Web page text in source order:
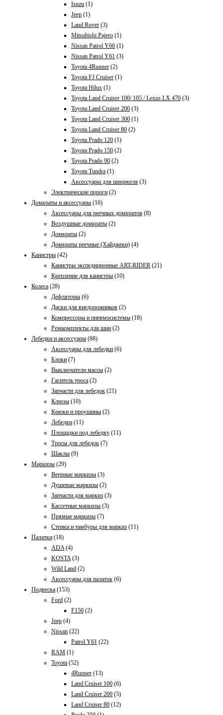
Isuzu (1)
Jeep (1)
Land Rover (3)
Mitsubishi Pajero (1)
Nissan Patrol Y60 (1)
Nissan Patrol Y61 (3)
Toyota 4Runner (2)
Toyota FJ Cruiser (1)
Toyota Hilux (1)
Toyota Land Cruiser 100/ 105 / Lexus LX 470 (3)
Toyota Land Cruiser 200 (3)
Toyota Land Cruiser 300 (1)
Toyota Land Cruiser 80 (2)
Toyota Prado 120 (1)
Toyota Prado 150 (2)
Toyota Prado 90 (2)
Toyota Tundra (1)
Аксессуары для шноркеля (3)
Электрические пороги (2)
Домкраты и аксессуары (16)
Aксессуары для реечных домкратов (8)
Воздушные домкраты (2)
Домкраты (2)
Домкраты реечные (Хайджеки) (4)
Канистры (42)
Канистры экспедиционные ART-RIDER (21)
Крепление для канистры (10)
Колеса (28)
Дефляторы (6)
Диски для внедорожников (2)
Компрессоры и пневмосистемы (18)
Ремкомплекты для шин (2)
Лебедки и аксессуары (88)
Аксессуары для лебедки (6)
Блоки (7)
Выключатели массы (2)
Гаситель тросa (2)
Запчасти для лебедок (21)
Клюзы (10)
Крюки и проушины (2)
Лебедки (11)
Площадки под лебедку (11)
Тросы для лебедок (7)
Шаклы (9)
Маркизы (29)
Веерные маркизы (3)
Душевые маркизы (2)
Запчасти для маркиз (3)
Кассетные маркизы (3)
Прямые маркизы (7)
Стенки и тамбуры для маркиз (11)
Палатки (18)
ADA (4)
KOSTA (3)
Wild Land (2)
Аксессуары для палаток (6)
Подвеска (153)
Ford (2)
F150 (2)
Jeep (4)
Nissan (22)
Patrol Y61 (22)
RAM (1)
Toyota (52)
4Runner (13)
Land Cruiser 100 (6)
Land Cruiser 200 (5)
Land Cruiser 80 (12)